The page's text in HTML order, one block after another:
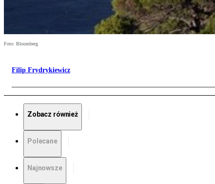
Foto: Bloomberg
Filip Frydrykiewicz
Zobacz również
Polecane
Najnowsze